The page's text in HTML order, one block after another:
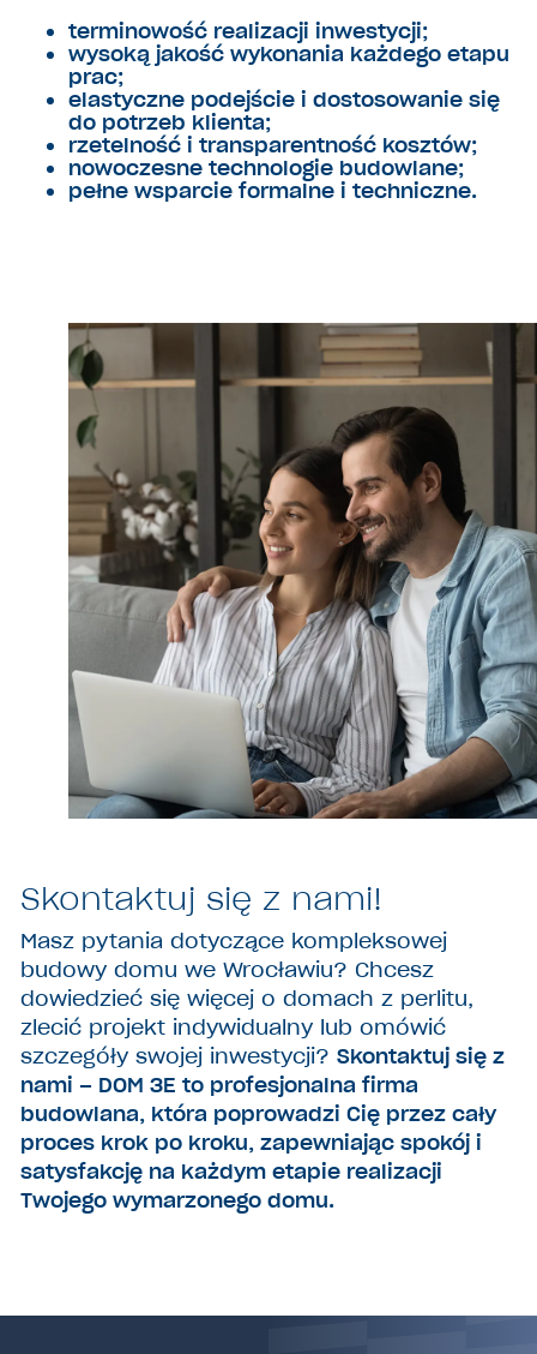
terminowość realizacji inwestycji;
wysoką jakość wykonania każdego etapu
prac;
elastyczne podejście i dostosowanie się
do potrzeb klienta;
rzetelność i transparentność kosztów;
nowoczesne technologie budowlane;
pełne wsparcie formalne i techniczne.
Skontaktuj się z nami!
Masz pytania dotyczące kompleksowej
budowy domu we Wrocławiu? Chcesz
dowiedzieć się więcej o domach z perlitu,
zlecić projekt indywidualny lub omówić
szczegóły swojej inwestycji?Skontaktuj się z
nami – DOM 3E to profesjonalna firma
budowlana, która poprowadzi Cię przez cały
proces krok po kroku, zapewniając spokój i
satysfakcję na każdym etapie realizacji
Twojego wymarzonego domu.